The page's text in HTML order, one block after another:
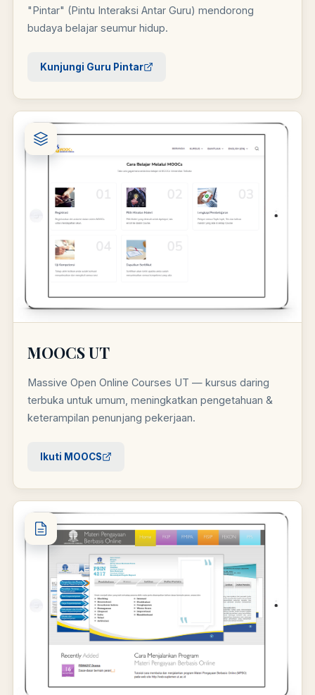
"Pintar" (Pintu Interaksi Antar Guru) mendorong
budaya belajar seumur hidup.
Kunjungi Guru Pintar
MOOCS UT
Massive Open Online Courses UT — kursus daring
terbuka untuk umum, meningkatkan pengetahuan &
keterampilan penunjang pekerjaan.
Ikuti MOOCS